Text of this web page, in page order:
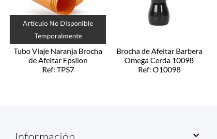
Artículo No Disponible
Temporalmente
Tubo Viaje Naranja Brocha
de Afeitar Epsilon
Ref: TPS7
Brocha de Afeitar Barbera
Omega Cerda 10098
Ref: O10098
